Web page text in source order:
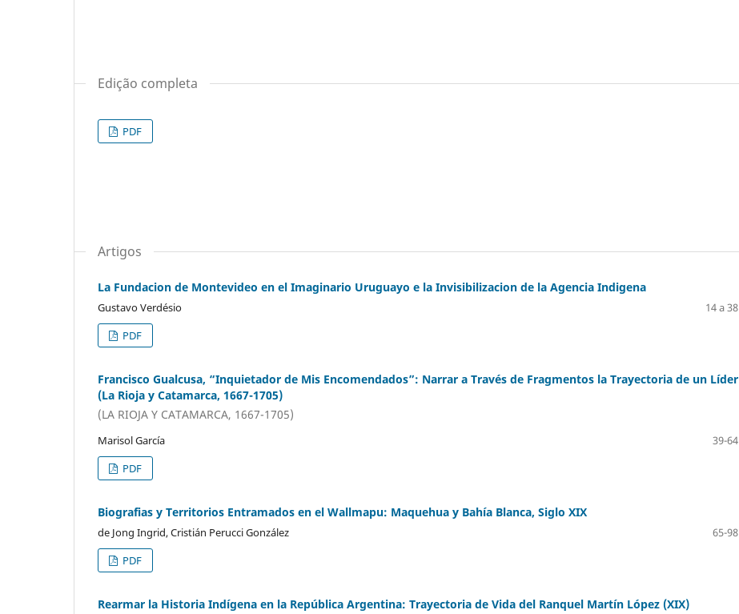
Edição completa
PDF
Artigos
La Fundacion de Montevideo en el Imaginario Uruguayo e la Invisibilizacion de la Agencia Indigena
Gustavo Verdésio
14 a 38
PDF
Francisco Gualcusa, “Inquietador de Mis Encomendados”: Narrar a Través de Fragmentos la Trayectoria de un Líder
(La Rioja y Catamarca, 1667-1705)
(LA RIOJA Y CATAMARCA, 1667-1705)
Marisol García
39-64
PDF
Biografias y Territorios Entramados en el Wallmapu: Maquehua y Bahía Blanca, Siglo XIX
de Jong Ingrid, Cristián Perucci González
65-98
PDF
Rearmar la Historia Indígena en la República Argentina: Trayectoria de Vida del Ranquel Martín López (XIX)